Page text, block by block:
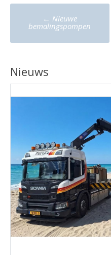
Post
navigation
← Nieuwe
bemalingspompen
Nieuws